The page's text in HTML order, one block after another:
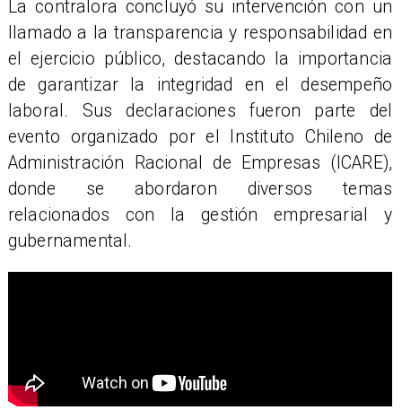
La contralora concluyó su intervención con un
llamado a la transparencia y responsabilidad en
el ejercicio público, destacando la importancia
de garantizar la integridad en el desempeño
laboral. Sus declaraciones fueron parte del
evento organizado por el Instituto Chileno de
Administración Racional de Empresas (ICARE),
donde se abordaron diversos temas
relacionados con la gestión empresarial y
gubernamental.